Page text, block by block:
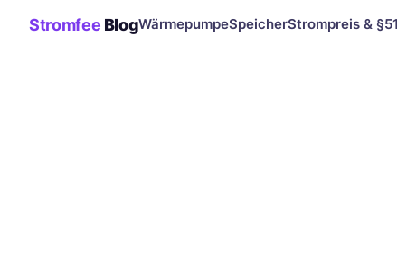
Stromfee BlogWärmepumpeSpeicherStrompreis & §51